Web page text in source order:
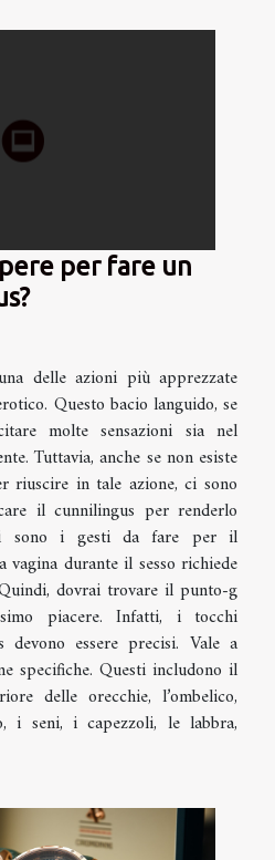
per fare un
delle azioni più apprezzate
Questo bacio languido, se
molte sensazioni sia nel
Tuttavia, anche se non esiste
riuscire in tale azione, ci sono
il cunnilingus per renderlo
sono i gesti da fare per il
vagina durante il sesso richiede
dovrai trovare il punto-g
piacere. Infatti, i tocchi
essere precisi. Vale a
specifiche. Questi includono il
delle orecchie, l’ombelico,
i seni, i capezzoli, le labbra,